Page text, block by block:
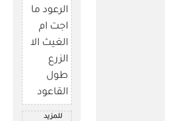
الرعود ما
اجت ام
الغيث الا
الزرع
طول
القاعود
للمزيد